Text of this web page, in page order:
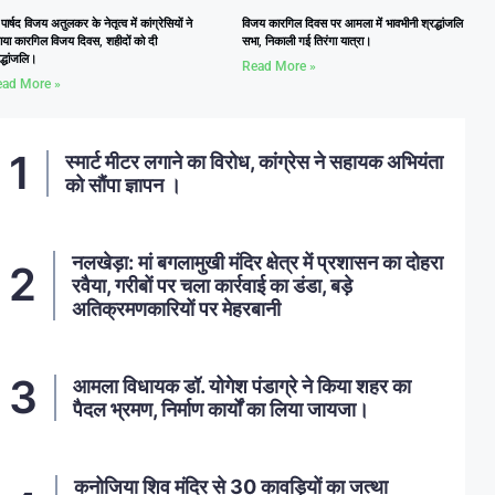
पार्षद विजय अतुलकर के नेतृत्व में कांग्रेसियों ने
कारगिल विजय दिवस, शहीदों को दी
More »
विजय कारगिल दिवस पर आमला में भावभीनी श्रद्धांजलि
सभा, निकाली गई तिरंगा यात्रा।
Read More »
स्मार्ट मीटर लगाने का विरोध, कांग्रेस ने सहायक अभियंता
को सौंपा ज्ञापन ।
नलखेड़ा: मां बगलामुखी मंदिर क्षेत्र में प्रशासन का दोहरा
रवैया, गरीबों पर चला कार्रवाई का डंडा, बड़े
अतिक्रमणकारियों पर मेहरबानी
आमला विधायक डॉ. योगेश पंडाग्रे ने किया शहर का
पैदल भ्रमण, निर्माण कार्यों का लिया जायजा।
कनोजिया शिव मंदिर से 30 कावड़ियों का जत्था